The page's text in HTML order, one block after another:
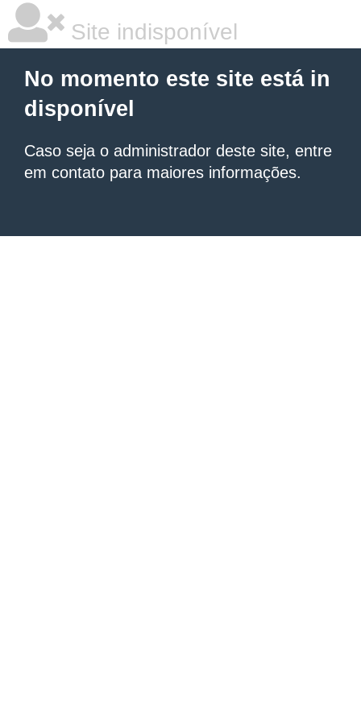
Site indisponível
No momento este site está in
disponível
Caso seja o administrador deste site, entre
em contato para maiores informações.